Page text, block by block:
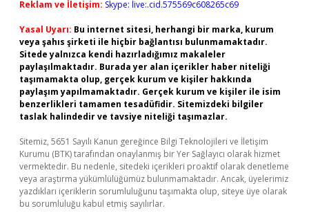
Reklam ve İletişim: Skype: live:.cid.575569c608265c69
Yasal Uyarı: Bu internet sitesi, herhangi bir marka, kurum
veya şahıs şirketi ile hiçbir bağlantısı bulunmamaktadır.
Sitede yalnızca kendi hazırladığımız makaleler
paylaşılmaktadır. Burada yer alan içerikler haber niteliği
taşımamakta olup, gerçek kurum ve kişiler hakkında
paylaşım yapılmamaktadır. Gerçek kurum ve kişiler ile isim
benzerlikleri tamamen tesadüfidir. Sitemizdeki bilgiler
taslak halindedir ve tavsiye niteliği taşımazlar.
Sitemiz, 5651 Sayılı Kanun gereğince Bilgi Teknolojileri ve İletişim
Kurumu (BTK) tarafından onaylanmış bir Yer Sağlayıcı olarak hizmet
vermektedir. Bu nedenle, sitedeki içerikleri proaktif olarak denetleme
veya araştırma yükümlülüğümüz bulunmamaktadır. Ancak, üyelerimiz
yazdıkları içeriklerin sorumluluğunu taşımakta olup, siteye üye olarak
bu sorumluluğu kabul etmiş sayılırlar.